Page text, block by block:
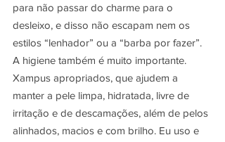
para não passar do charme para o
desleixo, e disso não escapam nem os
estilos “lenhador” ou a “barba por fazer”.
A higiene também é muito importante.
Xampus apropriados, que ajudem a
manter a pele limpa, hidratada, livre de
irritação e de descamações, além de pelos
alinhados, macios e com brilho. Eu uso e